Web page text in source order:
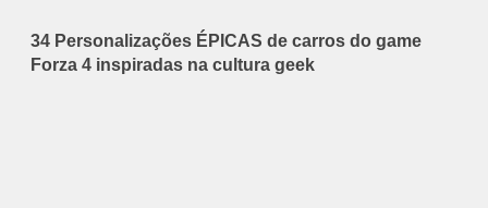
34 Personalizações ÉPICAS de carros do game
Forza 4 inspiradas na cultura geek